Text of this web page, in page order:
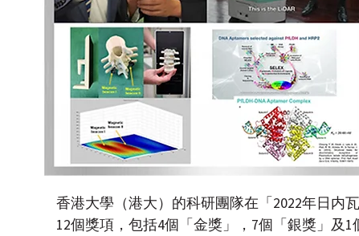
香港大學（港大）的科研團隊在「2022年日内
12個獎項，包括4個「金獎」，7個「銀獎」及